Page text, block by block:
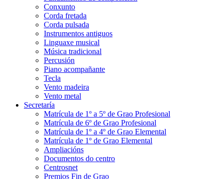
Conxunto
Corda fretada
Corda pulsada
Instrumentos antiguos
Linguaxe musical
Música tradicional
Percusión
Piano acompañante
Tecla
Vento madeira
Vento metal
Secretaría
Matrícula de 1º a 5º de Grao Profesional
Matrícula de 6º de Grao Profesional
Matrícula de 1º a 4º de Grao Elemental
Matrícula de 1º de Grao Elemental
Ampliacións
Documentos do centro
Centrosnet
Premios Fin de Grao